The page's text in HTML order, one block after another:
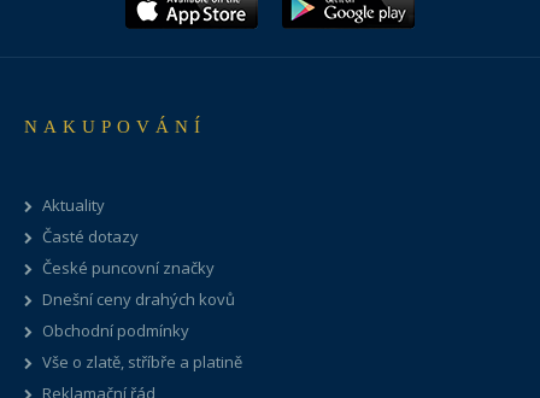
NAKUPOVÁNÍ
Aktuality
Časté dotazy
České puncovní značky
Dnešní ceny drahých kovů
Obchodní podmínky
Vše o zlatě, stříbře a platině